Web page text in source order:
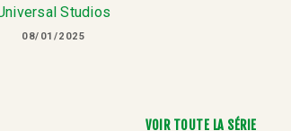
Studios
08/01/2025
VOIR TOUTE LA SÉRIE